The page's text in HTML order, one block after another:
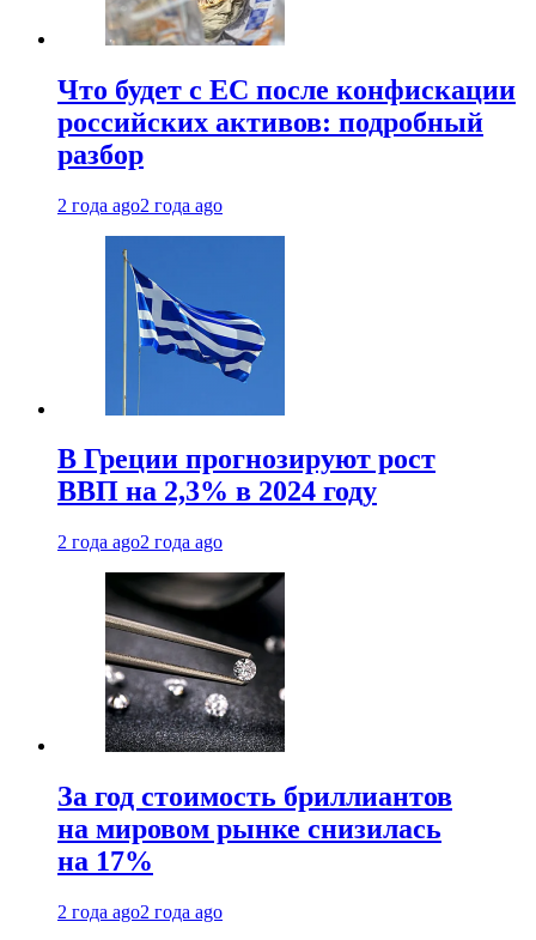
Что будет с ЕС после конфискации
российских активов: подробный
разбор
2 года ago2 года ago
В Греции прогнозируют рост
ВВП на 2,3% в 2024 году
2 года ago2 года ago
За год стоимость бриллиантов
на мировом рынке снизилась
на 17%
2 года ago2 года ago